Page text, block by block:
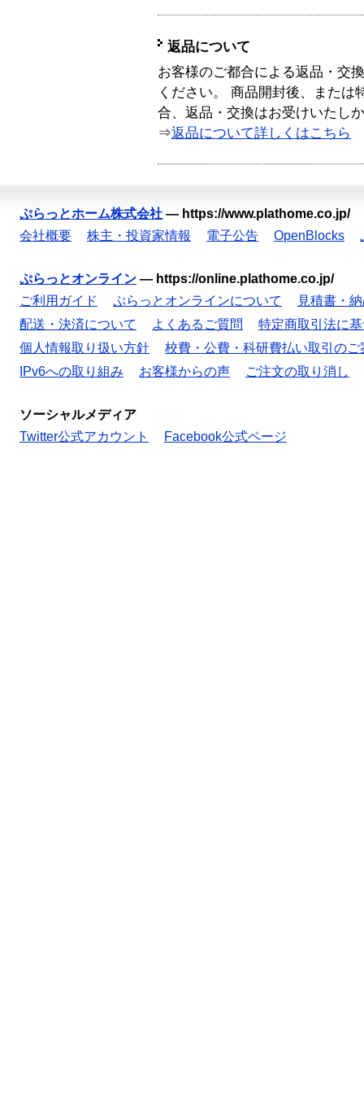
返品について
お客様のご都合による返品・交
ください。 商品開封後、または
合、返品・交換はお受けいたし
⇒返品について詳しくはこちら
ぷらっとホーム株式会社 — https://www.plathome.co.jp/
会社概要
株主・投資家情報 電子公告 OpenBlocks
ぷらっとオンライン — https://online.plathome.co.jp/
ご利用ガイド
ぷらっとオンラインについて
見積書・
配送・決済について
よくあるご質問
特定商取引法に
個人情報取り扱い方針
校費・公費・科研費払い取引のご
IPv6への取り組み
お客様からの声 ご注文の取り消し
ソーシャルメディア
Twitter公式アカウント
Facebook公式ページ